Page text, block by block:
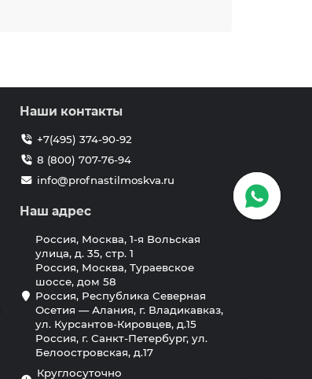
Наши контакты
+7(495) 374-90-92
8 (800) 707-76-94
info@profnastilmoskva.ru
Наш адрес
Россия, Москва, 1-я Вольская
улица, д. 35, стр. 1
Россия, Москва, Тураевское
шоссе, дом 58
Россия, Республика Северная
Осетия — Алания, г. Владикавказ,
ул. Курсантов-Кировцев, д.15
Россия, г. Санкт-Петербург, ул.
Белоостровская, д.17
Круглосуточно